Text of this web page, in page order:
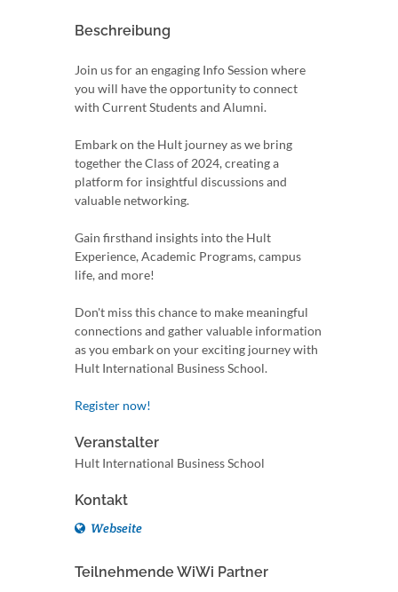
Beschreibung
Join us for an engaging Info Session where
you will have the opportunity to connect
with Current Students and Alumni.
Embark on the Hult journey as we bring
together the Class of 2024, creating a
platform for insightful discussions and
valuable networking.
Gain firsthand insights into the Hult
Experience, Academic Programs, campus
life, and more!
Don't miss this chance to make meaningful
connections and gather valuable information
as you embark on your exciting journey with
Hult International Business School.
Register now!
Veranstalter
Hult International Business School
Kontakt
Webseite
Teilnehmende WiWi Partner